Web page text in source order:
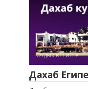
Отдых в Египте
Дахаб